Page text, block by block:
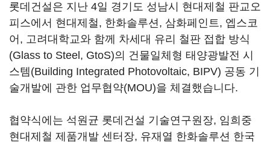
롯데건설은 지난 4일 경기도 성남시 현대제철 판교오
피스에서 현대제철, 한화솔루션, 삼화페인트, 엡스코
어, 고려대학교와 함께 차세대 유리 철판 접합 방식
(Glass to Steel, GtoS)의 건물일체형 태양광발전 시
스템(Building Integrated Photovoltaic, BIPV) 공동 기
술개발에 관한 업무협약(MOU)을 체결했습니다.
협약식에는 석원균 롯데건설 기술연구원장, 임희중
현대제철 제품개발 센터장, 유재열 한화솔루션 한국